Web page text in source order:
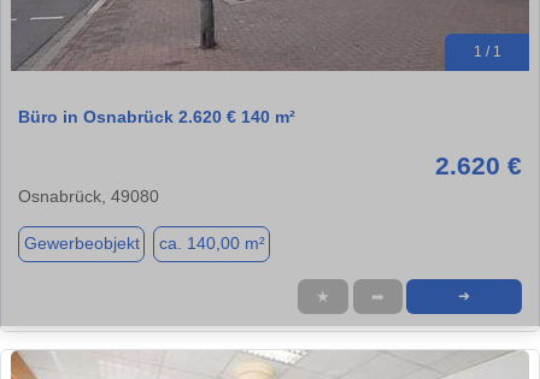
1 / 1
Büro in Osnabrück 2.620 € 140 m²
2.620 €
Osnabrück, 49080
Gewerbeobjekt ca. 140,00 m²
★ ➦ ➜